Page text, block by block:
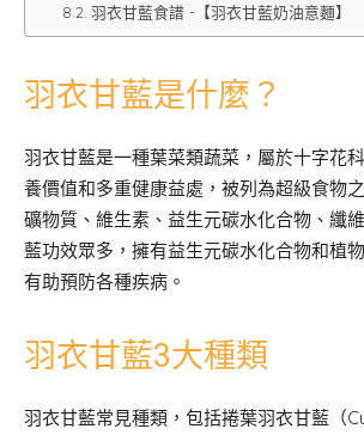
羽衣甘藍食譜 -【羽衣甘藍奶油意麵】
羽衣甘藍是什麼？
羽衣甘藍是一種葉菜類蔬菜，屬於十字花
養價值和多重健康益處，被列為超級食物
礦物質、維生素、益生元碳水化合物、纖
藍功效眾多，擁有益生元碳水化合物和植
有助預防各種疾病。
羽衣甘藍3大種類
羽衣甘藍常見種類，包括捲葉羽衣甘藍（